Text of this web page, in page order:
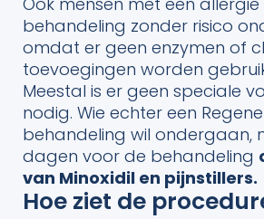
behandeling zonder risico
omdat er geen enzymen of
toevoegingen worden
Meestal is er geen speciale
nodig. Wie echter een
behandeling wil ondergaan,
dagen voor de behandeling
van Minoxidil en pijnstillers.
Hoe ziet de